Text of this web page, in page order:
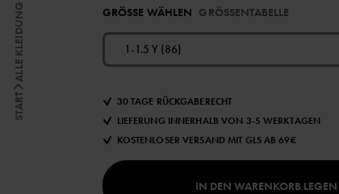
START
ALLE KLEIDUNG GRÖSSE WÄHLEN GRÖSSENTABELLE
1-1.5 Y (86)
30 TAGE RÜCKGABERECHT
LIEFERUNG INNERHALB VON 3-5 WERKTAGEN
KOSTENLOSER VERSAND MIT GLS AB 69€
IN DEN WARENKORB LEGEN